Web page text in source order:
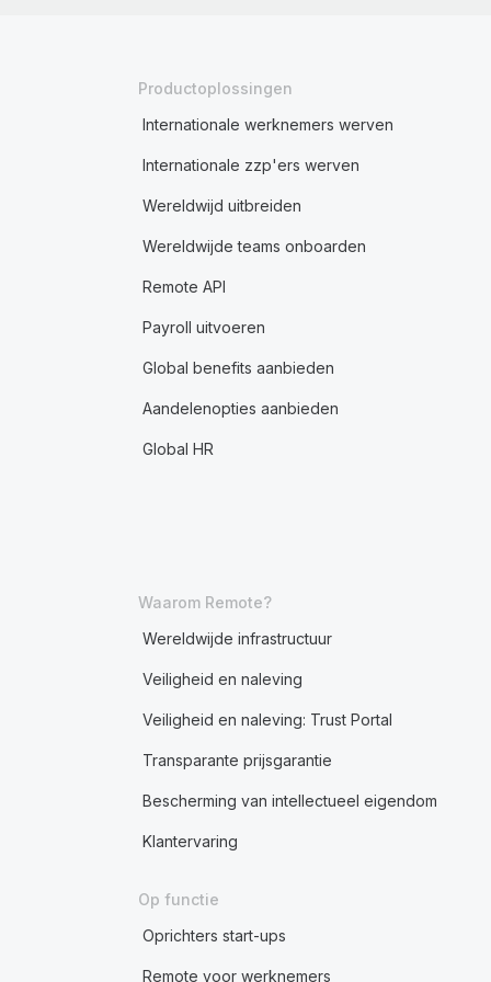
Productoplossingen
Internationale werknemers werven
Internationale zzp'ers werven
Wereldwijd uitbreiden
Wereldwijde teams onboarden
Remote API
Payroll uitvoeren
Global benefits aanbieden
Aandelenopties aanbieden
Global HR
Waarom Remote?
Wereldwijde infrastructuur
Veiligheid en naleving
Veiligheid en naleving: Trust Portal
Transparante prijsgarantie
Bescherming van intellectueel eigendom
Klantervaring
Op functie
Oprichters start-ups
Remote voor werknemers